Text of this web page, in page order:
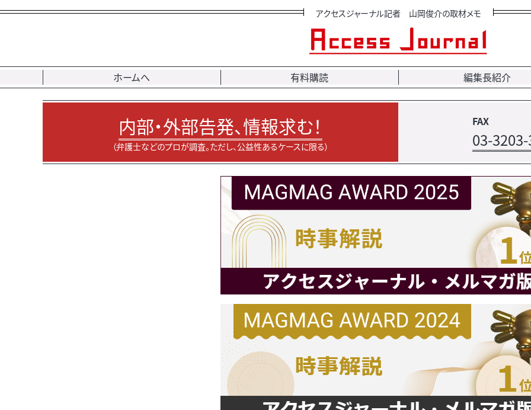
アクセスジャーナル記者 山岡俊介の取材メモ
ホームへ 有料購読 編集長紹介
内部・外部告発、情報求む！
（弁護士などのプロが調査。ただし、公益性あるケースに限る）
FAX
03-